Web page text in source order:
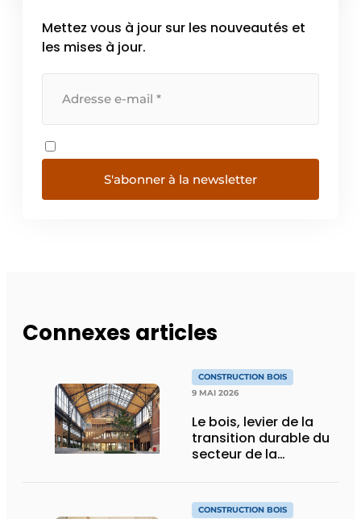
Mettez vous à jour sur les nouveautés et
les mises à jour.
S'abonner à la newsletter
Connexes articles
CONSTRUCTION BOIS
9 MAI 2026
Le bois, levier de la
transition durable du
secteur de la
CONSTRUCTION BOIS